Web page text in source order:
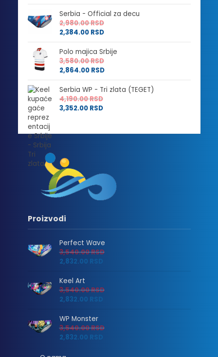
Serbia - Official za decu
2,980.00RSD
2,384.00 RSD
Polo majica Srbije
3,580.00RSD
2,864.00 RSD
Serbia WP - Tri zlata (TEGET)
4,190.00RSD
3,352.00 RSD
Proizvodi
Perfect Wave
3,540.00RSD
2,832.00 RSD
Keel Art
3,540.00RSD
2,832.00 RSD
WP Monster
3,540.00RSD
2,832.00 RSD